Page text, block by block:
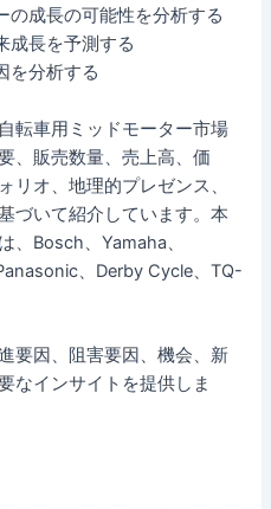
の成長の可能性を分析する
成長を予測する
を分析する
転車用ミッドモーター市場
、販売数量、売上高、価
リオ、地理的プレゼンス、
づいて紹介しています。本
、Bosch、Yamaha、
、Derby Cycle、TQ-
要因、阻害要因、機会、新
なインサイトを提供しま